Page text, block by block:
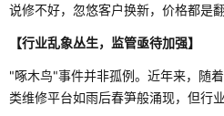
说修不好，忽悠客户换新，价格都是
【行业乱象丛生，监管亟待加强】
"啄木鸟"事件并非孤例。近年来，随
类维修平台如雨后春笋般涌现，但行